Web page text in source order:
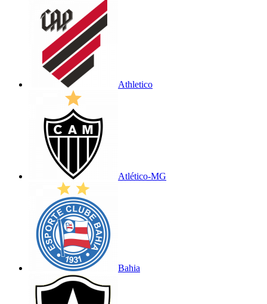
Athletico
Atlético-MG
Bahia